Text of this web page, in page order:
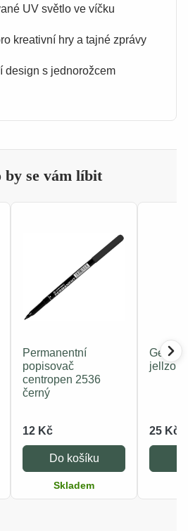
UV světlo ve víčku
kreativní hry a tajné zprávy
design s jednorožcem
by se vám líbit
Permanentní
popisovač
centropen 2536
černý
12 Kč
Do košíku
Skladem
Gelové
25 Kč